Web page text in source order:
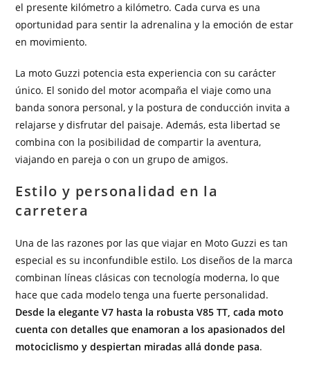
el presente kilómetro a kilómetro. Cada curva es una
oportunidad para sentir la adrenalina y la emoción de estar
en movimiento.
La moto Guzzi potencia esta experiencia con su carácter
único. El sonido del motor acompaña el viaje como una
banda sonora personal, y la postura de conducción invita a
relajarse y disfrutar del paisaje. Además, esta libertad se
combina con la posibilidad de compartir la aventura,
viajando en pareja o con un grupo de amigos.
Estilo y personalidad en la
carretera
Una de las razones por las que viajar en Moto Guzzi es tan
especial es su inconfundible estilo. Los diseños de la marca
combinan líneas clásicas con tecnología moderna, lo que
hace que cada modelo tenga una fuerte personalidad.
Desde la elegante V7 hasta la robusta V85 TT, cada moto
cuenta con detalles que enamoran a los apasionados del
motociclismo y despiertan miradas allá donde pasa.